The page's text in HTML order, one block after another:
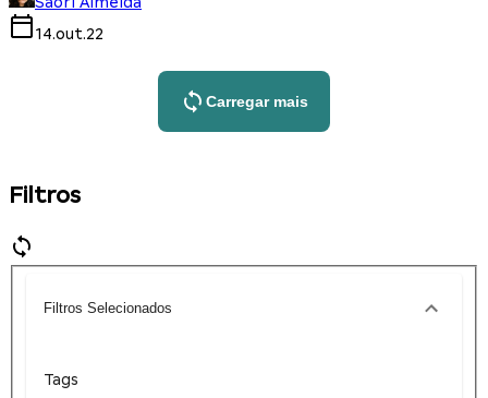
14.out.22
Carregar mais
Filtros
Filtros Selecionados
Tags